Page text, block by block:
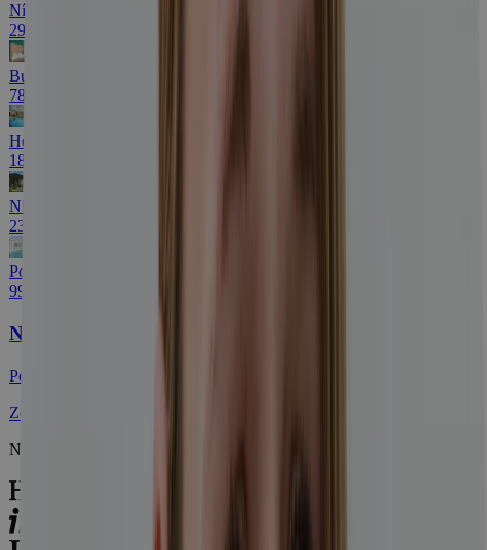
Nízke Tatry s wellness + procedúry a zľavy
296 €
Budapešť priamo v centre v novom hoteli
78 €
Hévíz blízko termálneho jazera s wellness
188 €
Nízke Tatry: Pobyt s bazénom neobmedzene
236 €
Pobyt s aquaparkom a masážou + galéria
99 €
Nevybrali ste si?
Pozrite sa na ďalšie výhodné ponuky!
Zobraziť ďalšie ponuky
Napísali o nás